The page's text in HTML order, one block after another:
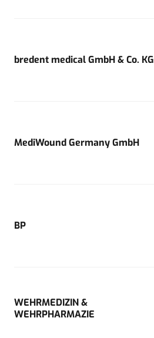
bredent medical GmbH & Co. KG
MediWound Germany GmbH
BP
WEHRMEDIZIN &
WEHRPHARMAZIE